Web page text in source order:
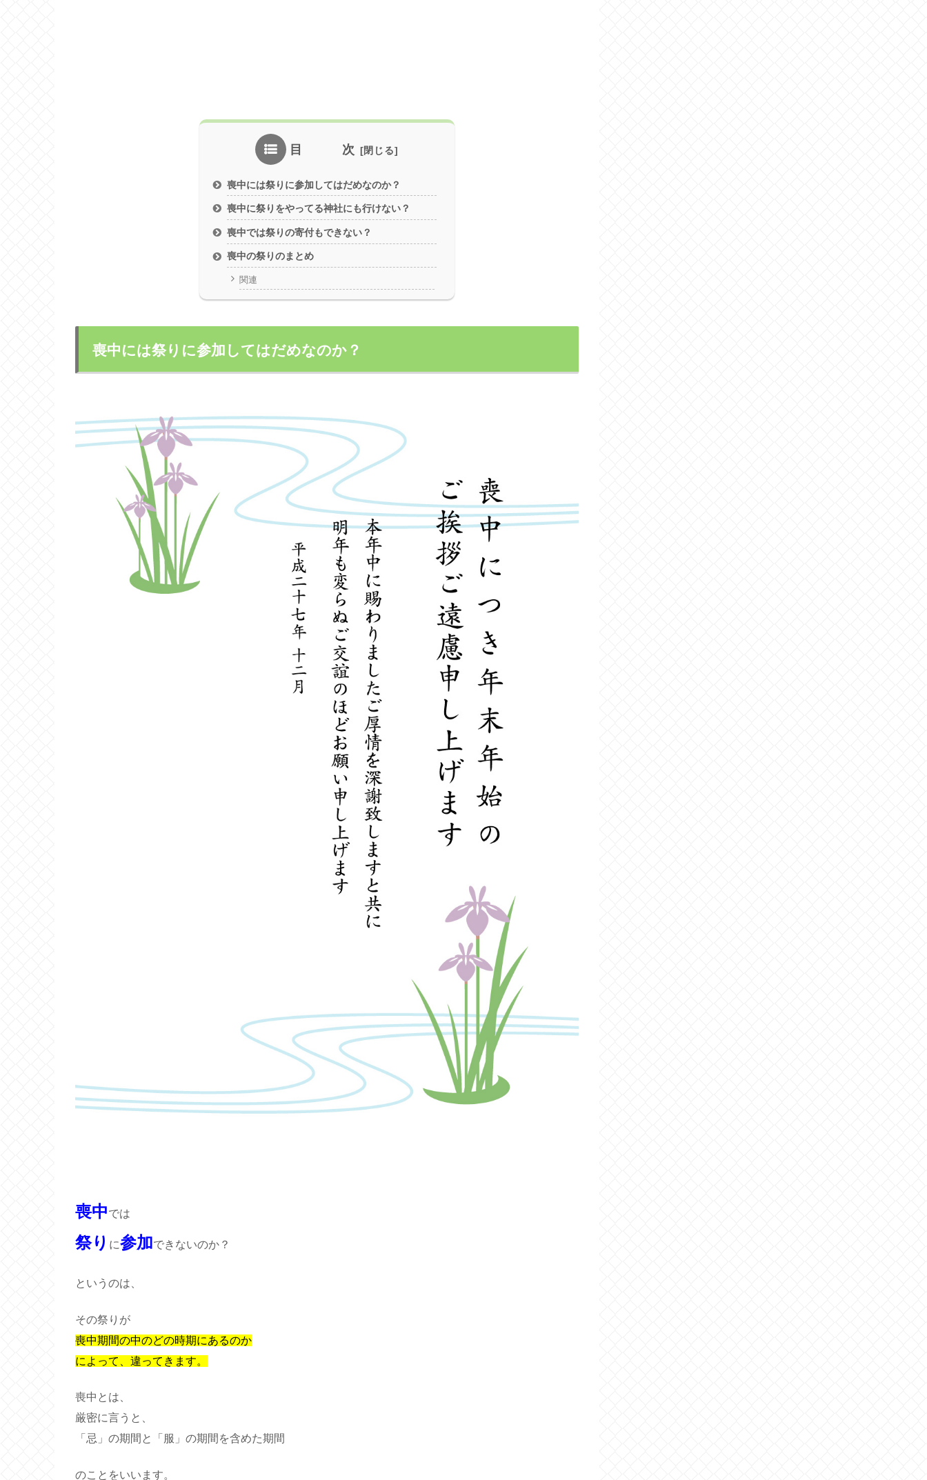
目 次
喪中には祭りに参加してはだめなのか？
喪中に祭りをやってる神社にも行けない？
喪中では祭りの寄付もできない？
喪中の祭りのまとめ
関連
喪中には祭りに参加してはだめなのか？
喪中では
祭り に参加できないのか？
というのは、
その祭りが
喪中期間の中のどの時期にあるのか
によって、違ってきます。
喪中とは、
厳密に言うと、
「忌」の期間と「服」の期間を含めた期間
のことをいいます。